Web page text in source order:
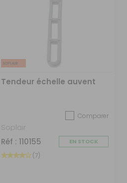
Tendeur échelle auvent
Comparer
Soplair
Réf : 110155
EN STOCK
(7)